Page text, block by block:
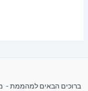
ברוכים הבאים למהממת -